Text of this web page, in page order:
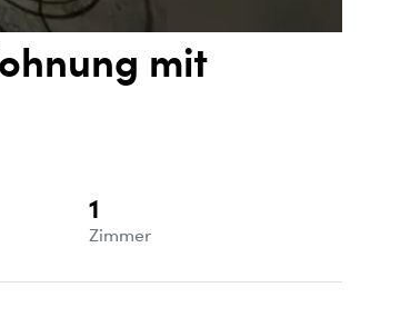
mit
1
Zimmer